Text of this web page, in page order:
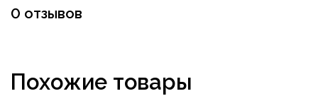
0 отзывов
Похожие товары